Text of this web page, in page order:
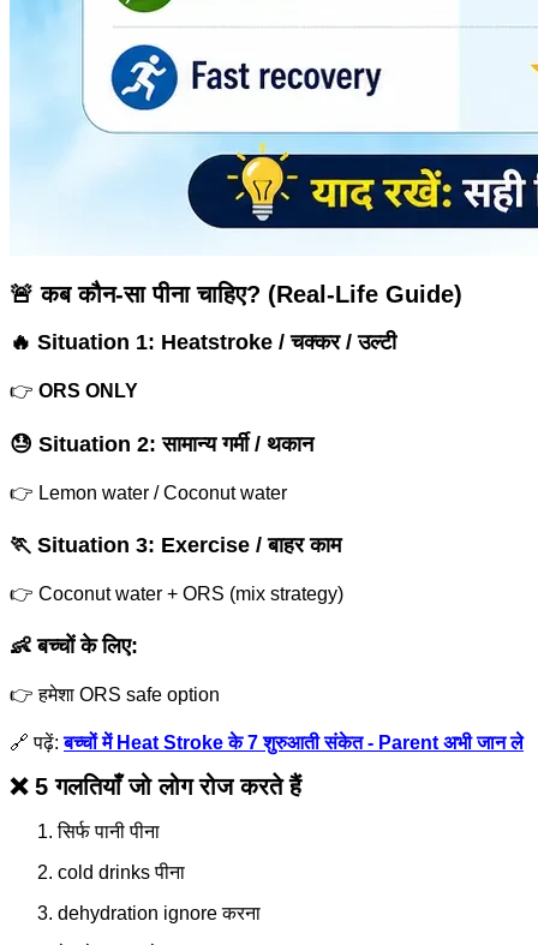
🚨 कब कौन-सा पीना चाहिए? (Real-Life Guide)
🔥 Situation 1: Heatstroke / चक्कर / उल्टी
👉 ORS ONLY
😓 Situation 2: सामान्य गर्मी / थकान
👉 Lemon water / Coconut water
🏃 Situation 3: Exercise / बाहर काम
👉 Coconut water + ORS (mix strategy)
👶 बच्चों के लिए:
👉 हमेशा ORS safe option
🔗 पढ़ें:बच्चों में Heat Stroke के 7 शुरुआती संकेत - Parent अभी जान ले
❌ 5 गलतियाँ जो लोग रोज करते हैं
सिर्फ पानी पीना
cold drinks पीना
dehydration ignore करना